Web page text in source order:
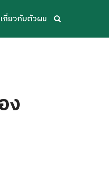
เกี่ยวกับตัวผม
ง